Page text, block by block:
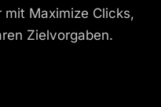
mit Maximize Clicks,
Zielvorgaben.